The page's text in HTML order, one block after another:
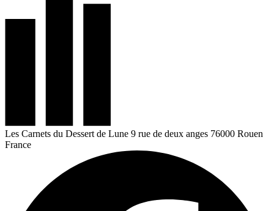
Les Carnets du Dessert de Lune 9 rue de deux anges 76000 Rouen
France